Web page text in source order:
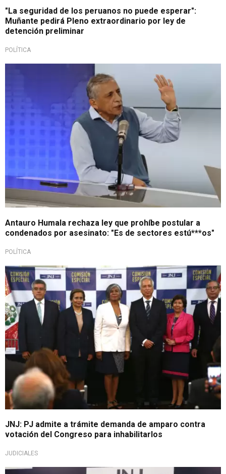
"La seguridad de los peruanos no puede esperar":
Muñante pedirá Pleno extraordinario por ley de
detención preliminar
POLÍTICA
Antauro Humala rechaza ley que prohíbe postular a
condenados por asesinato: "Es de sectores estú***os"
POLÍTICA
Importante
JNJ: PJ admite a trámite demanda de amparo contra
votación del Congreso para inhabilitarlos
JUDICIALES